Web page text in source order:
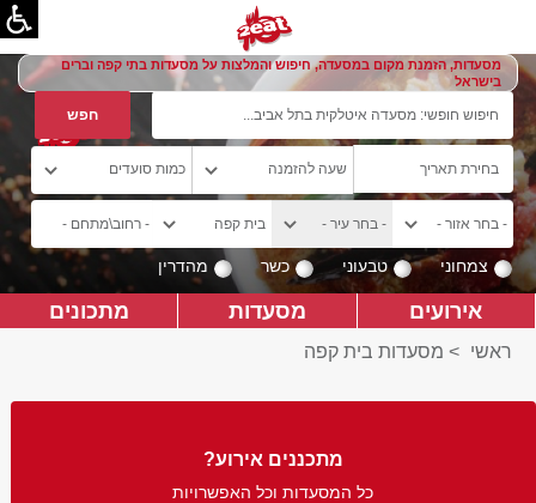
מסעדות, הזמנת מקום במסעדה, חיפוש והמלצות על מסעדות בתי קפה וברים
בישראל
צמחוני טבעוני כשר מהדרין
אירועים מסעדות מתכונים
ראשי > מסעדות בית קפה
מתכננים אירוע?
כל המסעדות וכל האפשרויות